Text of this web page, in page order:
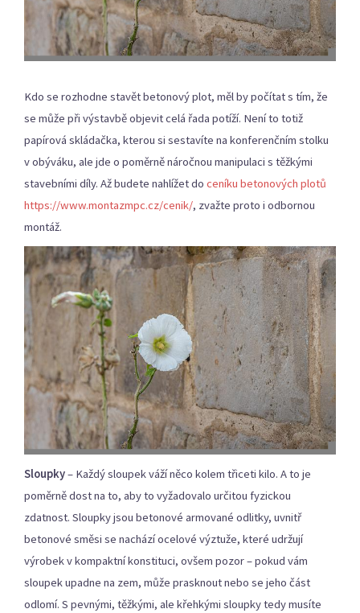
Kdo se rozhodne stavět betonový plot, měl by počítat s tím, že
se může při výstavbě objevit celá řada potíží. Není to totiž
papírová skládačka, kterou si sestavíte na konferenčním stolku
v obýváku, ale jde o poměrně náročnou manipulaci s těžkými
stavebními díly. Až budete nahlížet do ceníku betonových plotů
https://www.montazmpc.cz/cenik/, zvažte proto i odbornou
montáž.
Sloupky– Každý sloupek váží něco kolem třiceti kilo. A to je
poměrně dost na to, aby to vyžadovalo určitou fyzickou
zdatnost. Sloupky jsou betonové armované odlitky, uvnitř
betonové směsi se nachází ocelové výztuže, které udržují
výrobek v kompaktní konstituci, ovšem pozor – pokud vám
sloupek upadne na zem, může prasknout nebo se jeho část
odlomí. S pevnými, těžkými, ale křehkými sloupky tedy musíte